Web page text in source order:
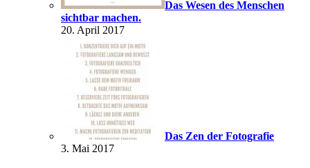
Das Wesen des Menschen
sichtbar machen.
20. April 2017
Das Zen der Fotografie
3. Mai 2017